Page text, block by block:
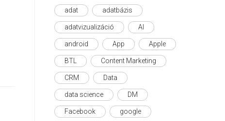
adat adatbázis
adatvizualizáció AI
android App Apple
BTL Content Marketing
CRM Data
data science DM
Facebook google